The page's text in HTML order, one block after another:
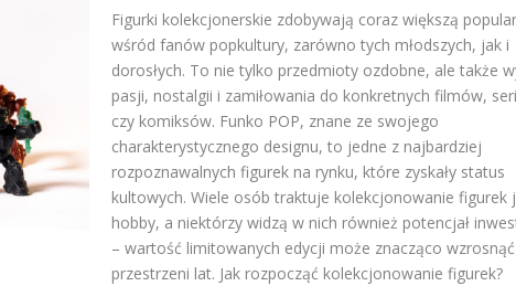
Figurki kolekcjonerskie zdobywają coraz większą
wśród fanów popkultury, zarówno tych młodszych, jak i
dorosłych. To nie tylko przedmioty ozdobne, ale także
pasji, nostalgii i zamiłowania do konkretnych filmów,
czy komiksów. Funko POP, znane ze swojego
charakterystycznego designu, to jedne z najbardziej
rozpoznawalnych figurek na rynku, które zyskały status
kultowych. Wiele osób traktuje kolekcjonowanie figurek
hobby, a niektórzy widzą w nich również potencjał
– wartość limitowanych edycji może znacząco
przestrzeni lat. Jak rozpocząć kolekcjonowanie figurek?